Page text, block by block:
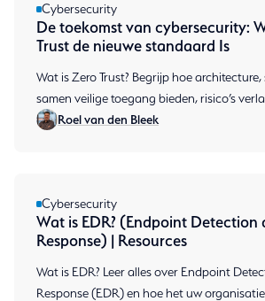
Cybersecurity
De toekomst van cybersecurity:
Trust de nieuwe standaard Is
Wat is Zero Trust? Begrijp hoe
samen veilige toegang bieden, risico’s
compliance en productiviteit verbeteren.
Roel van den Bleek
Cybersecurity
Wat is EDR? (Endpoint Detection
Response) | Resources
Wat is EDR? Leer alles over Endpoint
Response (EDR) en hoe het uw